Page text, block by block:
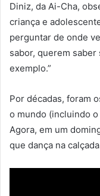
Diniz, da Ai-Cha,
criança e
perguntar de onde
sabor, querem
exemplo.”
Por décadas, foram
o mundo (incluindo
Agora, em um
que dança na